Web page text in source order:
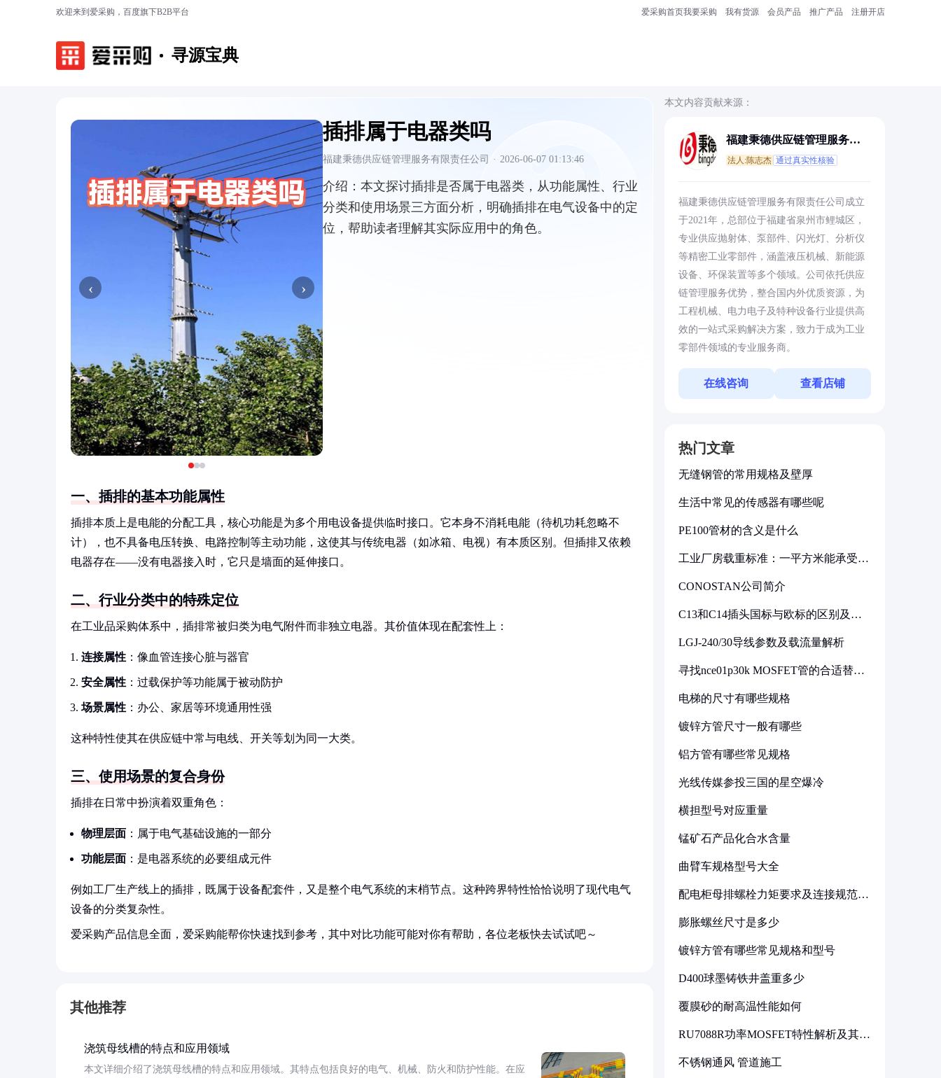
欢迎来到爱采购，百度旗下B2B平台 爱采购首页我要采购 我有货源 会员产品 推广产品 注册开店
寻源宝典
‹ ›
插排属于电器类吗
福建秉德供应链管理服务有限责任公司 · 2026-06-07 01:13:46
介绍： 本文探讨插排是否属于电器类，从功能属性、行业
分类和使用场景三方面分析，明确插排在电气设备中的定
位，帮助读者理解其实际应用中的角色。
一、插排的基本功能属性
插排本质上是电能的分配工具，核心功能是为多个用电设备提供临时接口。它本身不消耗电能（待机功耗忽略不
计），也不具备电压转换、电路控制等主动功能，这使其与传统电器（如冰箱、电视）有本质区别。但插排又依赖
电器存在——没有电器接入时，它只是墙面的延伸接口。
二、行业分类中的特殊定位
在工业品采购体系中，插排常被归类为电气附件而非独立电器。其价值体现在配套性上：
连接属性 ：像血管连接心脏与器官
安全属性 ：过载保护等功能属于被动防护
场景属性 ：办公、家居等环境通用性强
这种特性使其在供应链中常与电线、开关等划为同一大类。
三、使用场景的复合身份
插排在日常中扮演着双重角色：
物理层面 ：属于电气基础设施的一部分
功能层面 ：是电器系统的必要组成元件
例如工厂生产线上的插排，既属于设备配套件，又是整个电气系统的末梢节点。这种跨界特性恰恰说明了现代电气
设备的分类复杂性。
爱采购产品信息全面，爱采购能帮你快速找到参考，其中对比功能可能对你有帮助，各位老板快去试试吧～
其他推荐
浇筑母线槽的特点和应用领域
本文详细介绍了浇筑母线槽的特点和应用领域。其特点包括良好的电气、机械、防火和防护性能。在应
本文内容贡献来源：
福建秉德供应链管理服务有
法人:陈志杰 通过真实性核验
福建秉德供应链管理服务有限责任公司成立
于2021年，总部位于福建省泉州市鲤城区，
专业供应抛射体、泵部件、闪光灯、分析仪
等精密工业零部件，涵盖液压机械、新能源
设备、环保装置等多个领域。公司依托供应
链管理服务优势，整合国内外优质资源，为
工程机械、电力电子及特种设备行业提供高
效的一站式采购解决方案，致力于成为工业
零部件领域的专业服务商。
在线咨询 查看店铺
热门文章
无缝钢管的常用规格及壁厚
生活中常见的传感器有哪些呢
PE100管材的含义是什么
工业厂房载重标准：一平方米能承受多
CONOSTAN公司简介
C13和C14插头国标与欧标的区别及其
LGJ-240/30导线参数及载流量解析
寻找nce01p30k MOSFET管的合适替代
电梯的尺寸有哪些规格
镀锌方管尺寸一般有哪些
铝方管有哪些常见规格
光线传媒参投三国的星空爆冷
横担型号对应重量
锰矿石产品化合水含量
曲臂车规格型号大全
配电柜母排螺栓力矩要求及连接规范详
膨胀螺丝尺寸是多少
镀锌方管有哪些常见规格和型号
D400球墨铸铁井盖重多少
覆膜砂的耐高温性能如何
RU7088R功率MOSFET特性解析及其在
不锈钢通风 管道施工